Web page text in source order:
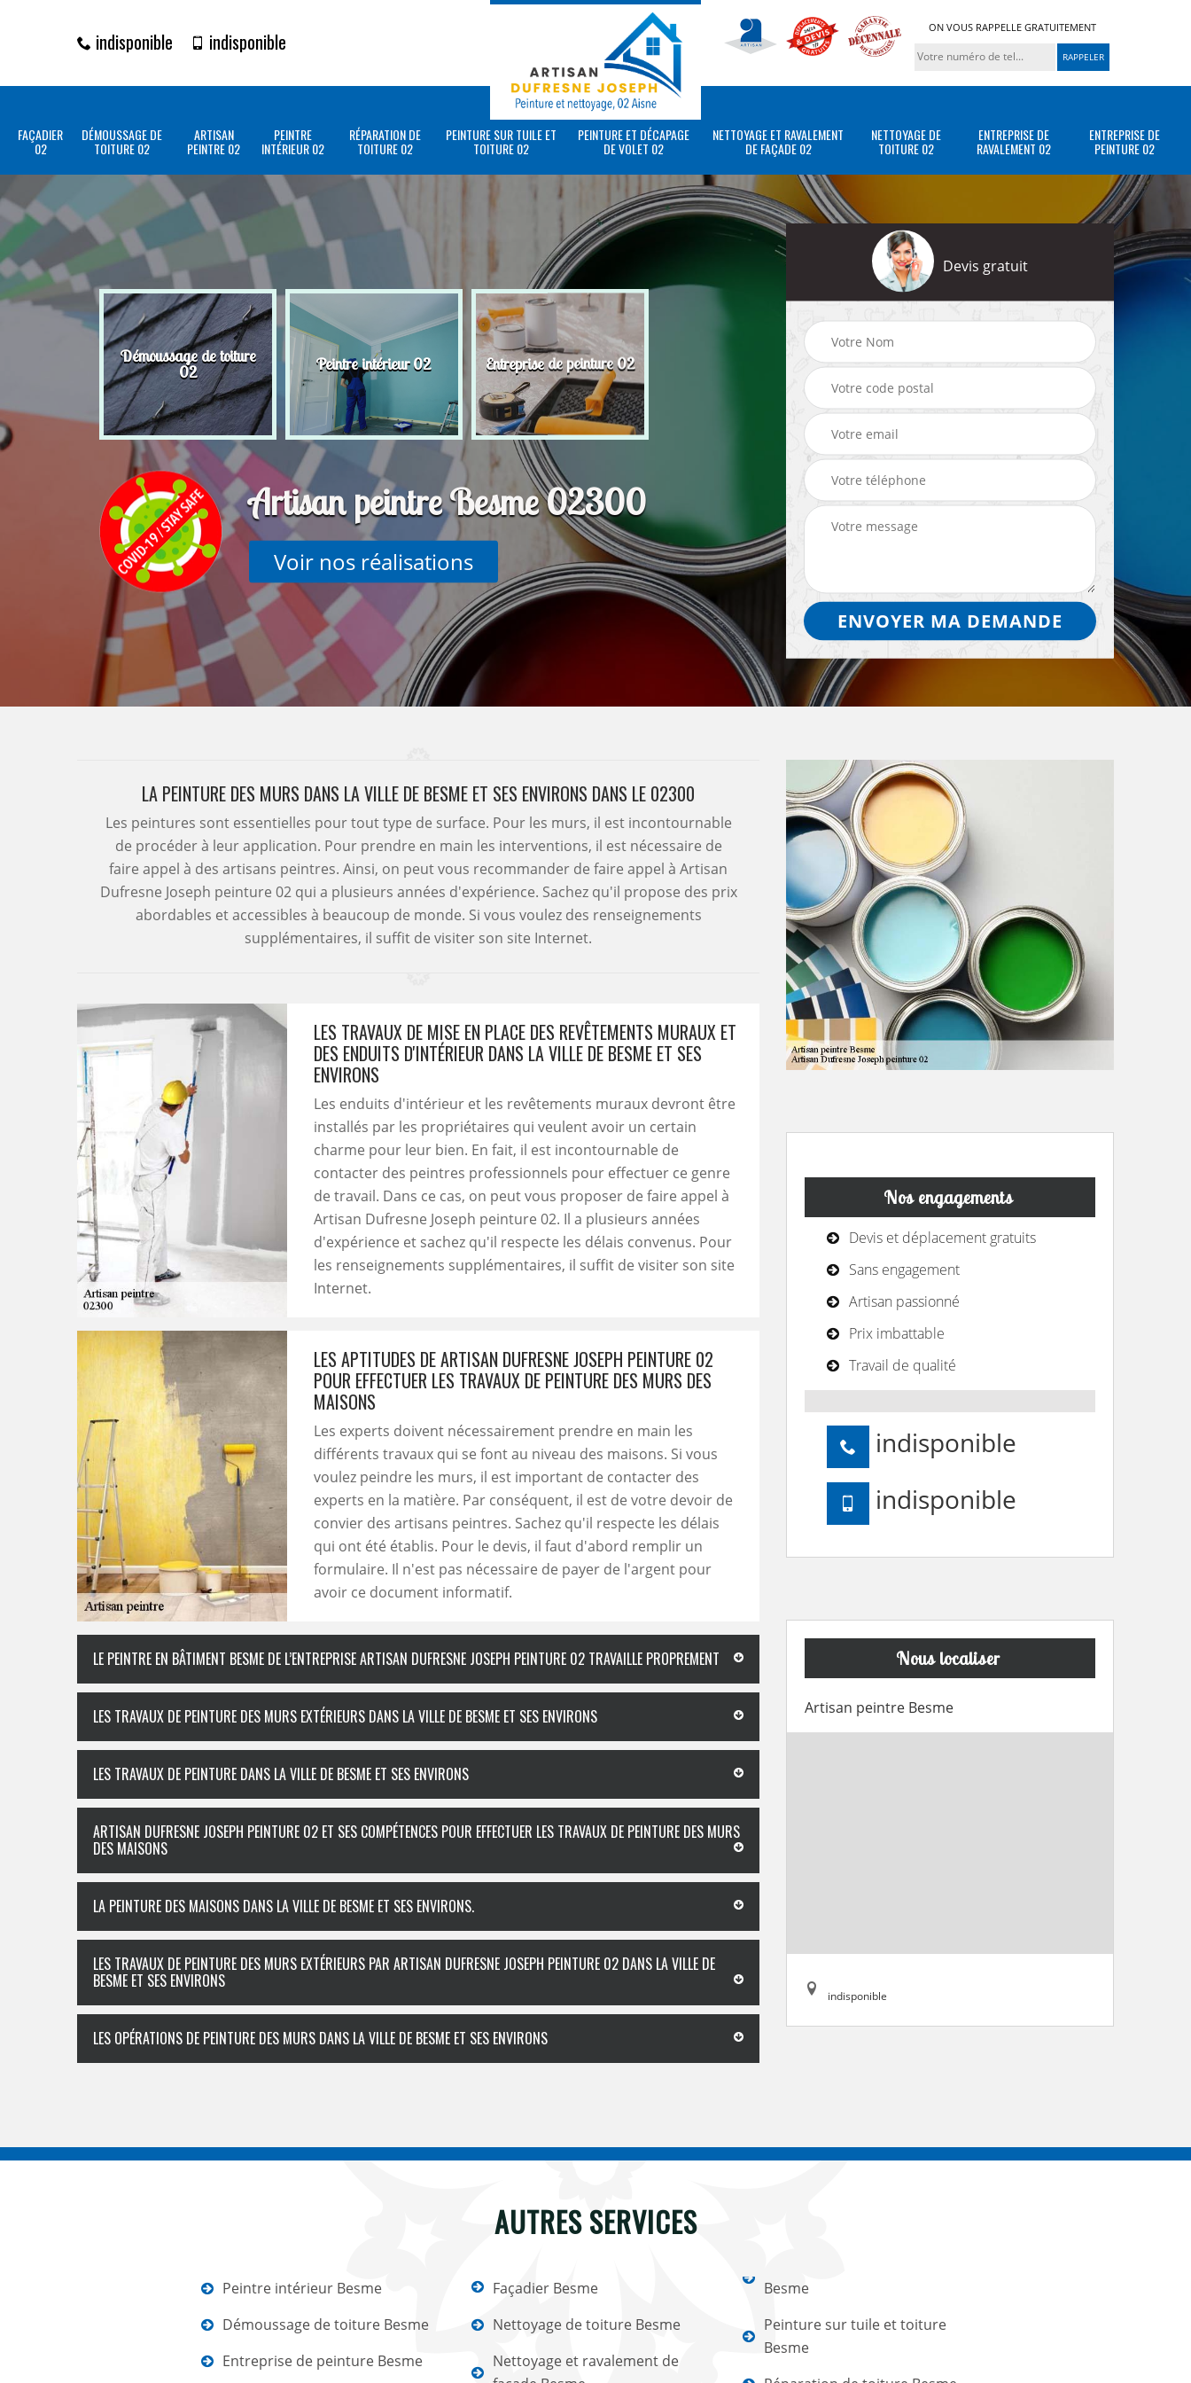
indisponible indisponible
ON VOUS RAPPELLE GRATUITEMENT
FAÇADIER
02
DÉMOUSSAGE DE
TOITURE 02
ARTISAN
PEINTRE 02
PEINTRE
INTÉRIEUR 02
RÉPARATION DE
TOITURE 02
PEINTURE SUR TUILE ET
TOITURE 02
PEINTURE ET DÉCAPAGE
DE VOLET 02
NETTOYAGE ET RAVALEMENT
DE FAÇADE 02
NETTOYAGE DE
TOITURE 02
ENTREPRISE DE
RAVALEMENT 02
ENTREPRISE DE
PEINTURE 02
Démoussage de toiture
02 Peintre intérieur 02 Entreprise de peinture 02
Artisan peintre Besme 02300
Voir nos réalisations
Devis gratuit
LA PEINTURE DES MURS DANS LA VILLE DE BESME ET SES ENVIRONS DANS LE 02300
Les peintures sont essentielles pour tout type de surface. Pour les murs, il est incontournable
de procéder à leur application. Pour prendre en main les interventions, il est nécessaire de
faire appel à des artisans peintres. Ainsi, on peut vous recommander de faire appel à Artisan
Dufresne Joseph peinture 02 qui a plusieurs années d'expérience. Sachez qu'il propose des prix
abordables et accessibles à beaucoup de monde. Si vous voulez des renseignements
supplémentaires, il suffit de visiter son site Internet.
LES TRAVAUX DE MISE EN PLACE DES REVÊTEMENTS MURAUX ET
DES ENDUITS D'INTÉRIEUR DANS LA VILLE DE BESME ET SES
ENVIRONS
Les enduits d'intérieur et les revêtements muraux devront être
installés par les propriétaires qui veulent avoir un certain
charme pour leur bien. En fait, il est incontournable de
contacter des peintres professionnels pour effectuer ce genre
de travail. Dans ce cas, on peut vous proposer de faire appel à
Artisan Dufresne Joseph peinture 02. Il a plusieurs années
d'expérience et sachez qu'il respecte les délais convenus. Pour
les renseignements supplémentaires, il suffit de visiter son site
Internet.
LES APTITUDES DE ARTISAN DUFRESNE JOSEPH PEINTURE 02
POUR EFFECTUER LES TRAVAUX DE PEINTURE DES MURS DES
MAISONS
Les experts doivent nécessairement prendre en main les
différents travaux qui se font au niveau des maisons. Si vous
voulez peindre les murs, il est important de contacter des
experts en la matière. Par conséquent, il est de votre devoir de
convier des artisans peintres. Sachez qu'il respecte les délais
qui ont été établis. Pour le devis, il faut d'abord remplir un
formulaire. Il n'est pas nécessaire de payer de l'argent pour
avoir ce document informatif.
LE PEINTRE EN BÂTIMENT BESME DE L’ENTREPRISE ARTISAN DUFRESNE JOSEPH PEINTURE 02 TRAVAILLE PROPREMENT
LES TRAVAUX DE PEINTURE DES MURS EXTÉRIEURS DANS LA VILLE DE BESME ET SES ENVIRONS
LES TRAVAUX DE PEINTURE DANS LA VILLE DE BESME ET SES ENVIRONS
ARTISAN DUFRESNE JOSEPH PEINTURE 02 ET SES COMPÉTENCES POUR EFFECTUER LES TRAVAUX DE PEINTURE DES MURS
DES MAISONS
LA PEINTURE DES MAISONS DANS LA VILLE DE BESME ET SES ENVIRONS.
LES TRAVAUX DE PEINTURE DES MURS EXTÉRIEURS PAR ARTISAN DUFRESNE JOSEPH PEINTURE 02 DANS LA VILLE DE
BESME ET SES ENVIRONS
LES OPÉRATIONS DE PEINTURE DES MURS DANS LA VILLE DE BESME ET SES ENVIRONS
Nos engagements
Devis et déplacement gratuits
Sans engagement
Artisan passionné
Prix imbattable
Travail de qualité
indisponible
indisponible
Nous localiser
Artisan peintre Besme
indisponible
AUTRES SERVICES
Peintre intérieur Besme
Démoussage de toiture Besme
Entreprise de peinture Besme
Façadier Besme
Nettoyage de toiture Besme
Nettoyage et ravalement de
Besme
Peinture sur tuile et toiture
Besme